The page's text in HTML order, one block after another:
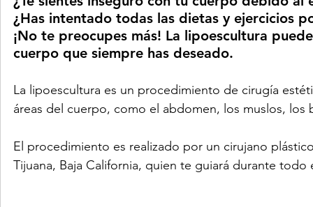
¿Has intentado todas las dietas y ejercicios
¡No te preocupes más! La lipoescultura
cuerpo que siempre has deseado.
La lipoescultura es un procedimiento de cirugía
áreas del cuerpo, como el abdomen, los muslos, los
El procedimiento es realizado por un cirujano
Tijuana, Baja California, quien te guiará durante todo